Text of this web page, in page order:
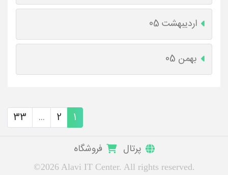
اردیبهشت 05
بهمن 05
1
2
...
33
پرتال فروشگاه
©2026 Alavi IT Center. All rights reserved.